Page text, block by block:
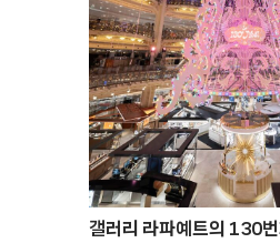
갤러리 라파예트의 130